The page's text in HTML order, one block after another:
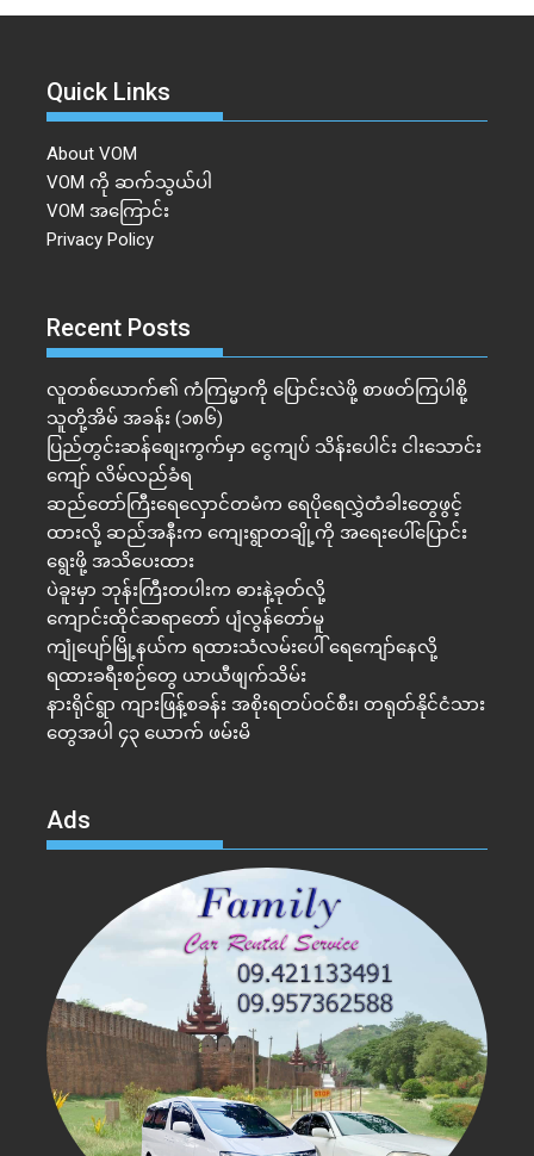
Quick Links
About VOM
VOM ကို ဆက်သွယ်ပါ
VOM အကြောင်း
Privacy Policy
Recent Posts
လူတစ်ယောက်၏ ကံကြမ္မာကို ပြောင်းလဲဖို့ စာဖတ်ကြပါစို့
သူတို့အိမ် အခန်း (၁၈၆)
ပြည်တွင်းဆန်စျေးကွက်မှာ ငွေကျပ် သိန်းပေါင်း ငါး​သောင်း
ကျော် လိမ်လည်ခံရ
ဆည်တော်ကြီးရေလှောင်တမံက ရေပိုရေလွှဲတံခါးတွေဖွင့်
ထားလို့ ဆည်အနီးက ကျေးရွာတချို့ကို အရေးပေါ်ပြောင်း
ရွေးဖို့ အသိပေးထား
ပဲခူးမှာ ဘုန်းကြီးတပါးက ဓားနဲ့ခုတ်လို့
ကျောင်းထိုင်ဆရာတော် ပျံလွန်တော်မူ
ကျုံပျော်မြို့နယ်က ရထားသံလမ်းပေါ် ရေကျော်နေလို့
ရထားခရီးစဉ်တွေ ယာယီဖျက်သိမ်း
နားရိုင်ရွာ ကျားဖြန့်စခန်း အစိုးရတပ်ဝင်စီး၊ တရုတ်နိုင်ငံသား
တွေအပါ ၄၃ ယောက် ဖမ်းမိ
Ads